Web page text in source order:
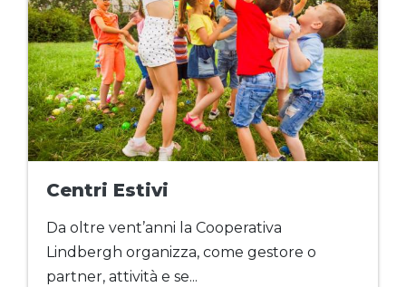
Centri Estivi
Da oltre vent’anni la Cooperativa
Lindbergh organizza, come gestore o
partner, attività e se...